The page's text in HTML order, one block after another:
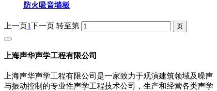
防火吸音墙板
上一页1下一页 转至第
上海声华声学工程有限公司
上海声华声学工程有限公司是一家致力于观演建筑领域及噪声
与振动控制的专业性声学工程技术公司，生产和经营各类声学